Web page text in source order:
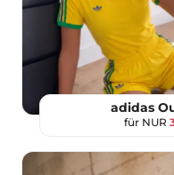
adidas
für NUR